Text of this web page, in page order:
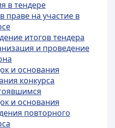
в тендере
праве на участие в
итогов тендера
и проведение
и основания
конкурса
и основания
повторного